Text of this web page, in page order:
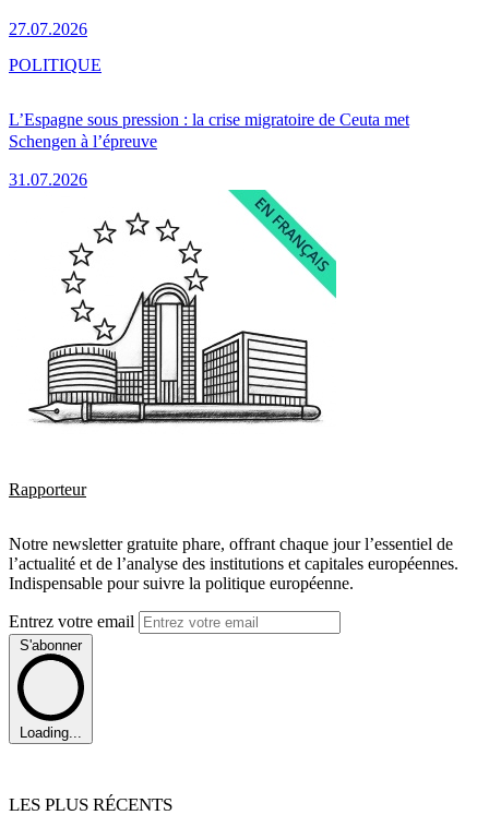
27.07.2026
L’Espagne sous pression : la crise migratoire de Ceuta met
Schengen à l’épreuve
31.07.2026
POLITIQUE
Rapporteur
Notre newsletter gratuite phare, offrant chaque jour l’essentiel de
l’actualité et de l’analyse des institutions et capitales européennes.
Indispensable pour suivre la politique européenne.
Entrez votre email
S'abonner
Loading...
LES PLUS RÉCENTS